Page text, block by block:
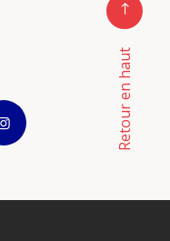
Retour en haut